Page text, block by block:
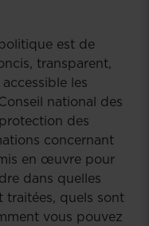
est de
transparent,
les
national des
des
concernant
en œuvre pour
dans quelles
traitées, quels sont
vous pouvez